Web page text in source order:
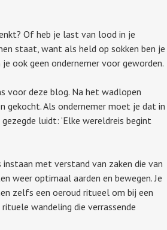
Of heb je last van lood in je
staat, want als held op sokken ben je
ook geen ondernemer voor geworden.
voor deze blog. Na het wadlopen
gekocht. Als ondernemer moet je dat in
luidt: ‘Elke wereldreis begint
met verstand van zaken die van
weer optimaal aarden en bewegen. Je
zelfs een oeroud ritueel om bij een
wandeling die verrassende